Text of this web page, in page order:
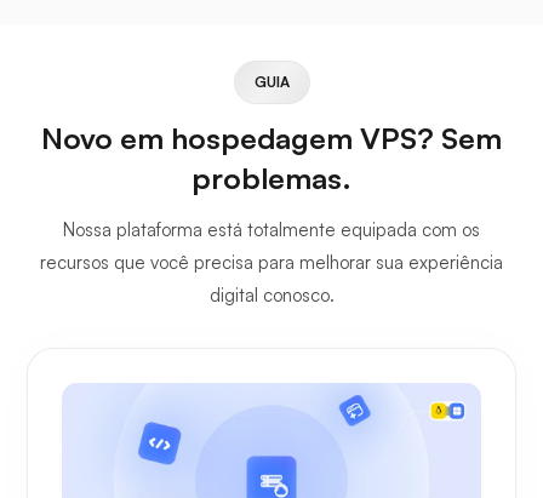
GUIA
Novo em hospedagem VPS? Sem
problemas.
Nossa plataforma está totalmente equipada com os
recursos que você precisa para melhorar sua experiência
digital conosco.